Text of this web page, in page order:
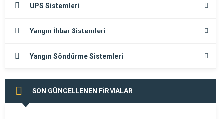
UPS Sistemleri
Yangın İhbar Sistemleri
Yangın Söndürme Sistemleri
SON GÜNCELLENEN FİRMALAR